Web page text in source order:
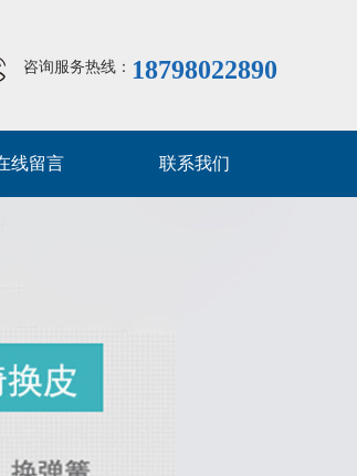
咨询服务热线： 18798022890
线留言 联系我们